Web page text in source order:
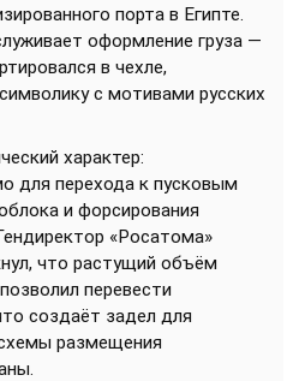
порта в Египте.
оформление груза —
в чехле,
с мотивами русских
характер:
для перехода к пусковым
и форсирования
«Росатома»
что растущий объём
перевести
создаёт задел для
размещения